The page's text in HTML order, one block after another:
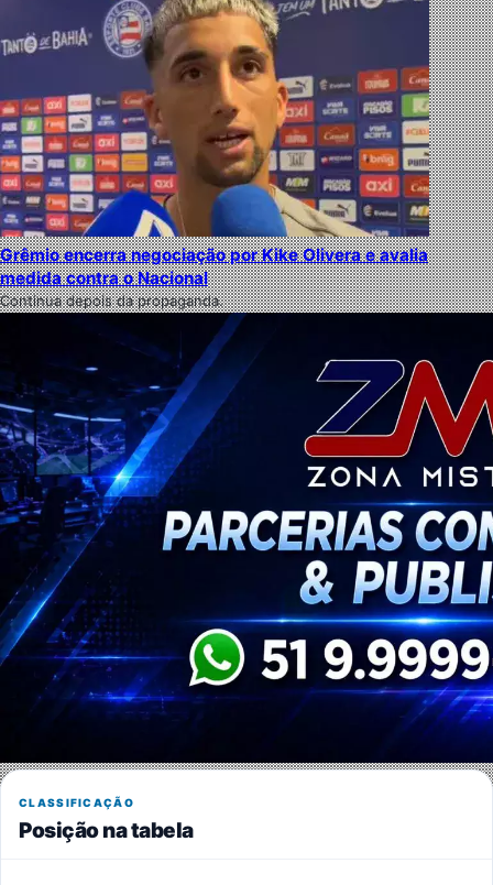
Grêmio encerra negociação por Kike Olivera e avalia
medida contra o Nacional
Continua depois da propaganda.
CLASSIFICAÇÃO
Posição na tabela